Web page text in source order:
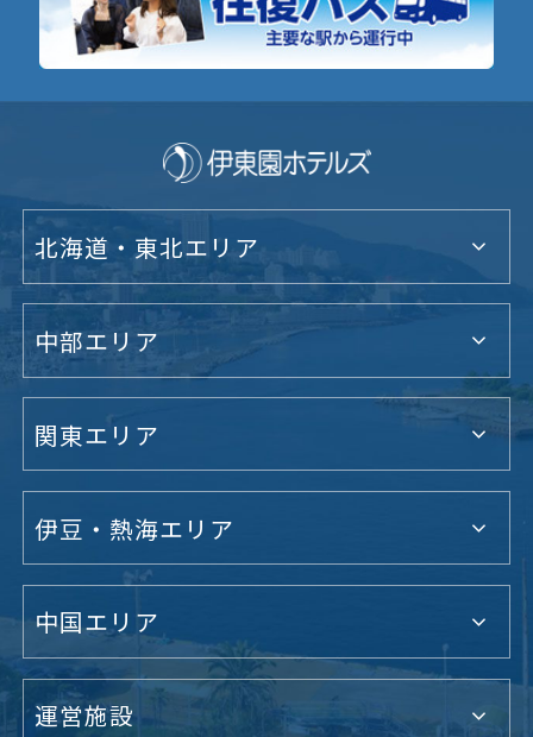
北海道・東北エリア
中部エリア
関東エリア
伊豆・熱海エリア
中国エリア
運営施設